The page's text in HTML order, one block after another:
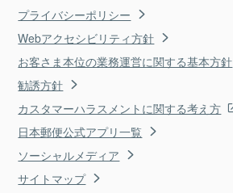
プライバシーポリシー
Webアクセシビリティ方針
お客さま本位の業務運営に関する基本方針
勧誘方針
カスタマーハラスメントに関する考え方
日本郵便公式アプリ一覧
ソーシャルメディア
サイトマップ